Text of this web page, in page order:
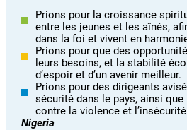
Prions pour la croissance
entre les jeunes et les aînés,
dans la foi et vivent en
Prions pour que des
leurs besoins, et la stabilité
d’espoir et d’un avenir meilleur.
Prions pour des dirigeants
sécurité dans le pays, ainsi
contre la violence et
Nigeria